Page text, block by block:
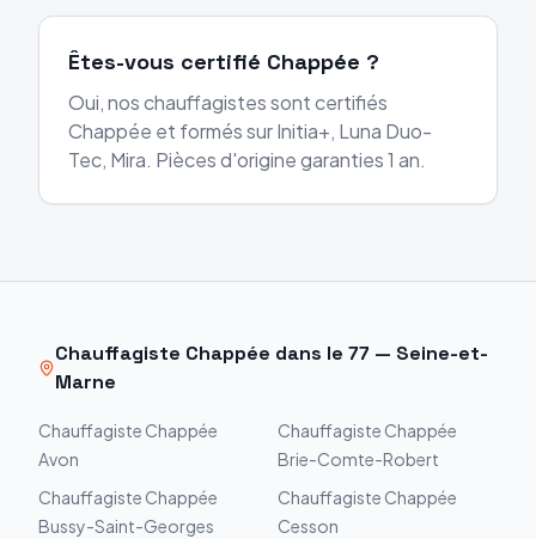
Êtes-vous certifié Chappée ?
Oui, nos chauffagistes sont certifiés
Chappée et formés sur Initia+, Luna Duo-
Tec, Mira. Pièces d'origine garanties 1 an.
Chauffagiste Chappée dans le77 — Seine-et-
Marne
Chauffagiste Chappée
Avon
Chauffagiste Chappée
Brie-Comte-Robert
Chauffagiste Chappée
Bussy-Saint-Georges
Chauffagiste Chappée
Cesson